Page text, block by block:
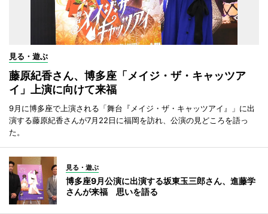
見る・遊ぶ
藤原紀香さん、博多座「メイジ・ザ・キャッツア
イ」上演に向けて来福
9月に博多座で上演される「舞台『メイジ・ザ・キャッツアイ』」に出
演する藤原紀香さんが7月22日に福岡を訪れ、公演の見どころを語っ
た。
見る・遊ぶ
博多座9月公演に出演する坂東玉三郎さん、進藤学
さんが来福 思いを語る